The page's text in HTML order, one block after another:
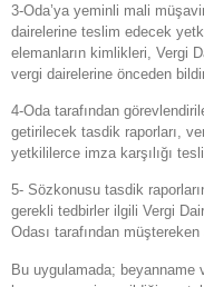
3-Oda’ya yeminli mali
dairelerine teslim edecek
elemanların kimlikleri, Vergi
vergi dairelerine önceden
4-Oda tarafından
getirilecek tasdik raporları,
yetkililerce imza karşılığı
5- Sözkonusu tasdik
gerekli tedbirler ilgili Vergi
Odası tarafından müştereken
Bu uygulamada; beyanname